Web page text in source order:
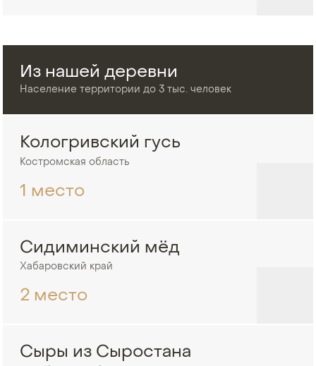
Из нашей деревни
Население территории до 3 тыс. человек
Кологривский гусь
Костромская область
1 место
Сидиминский мёд
Хабаровский край
2 место
Сыры из Сыростана